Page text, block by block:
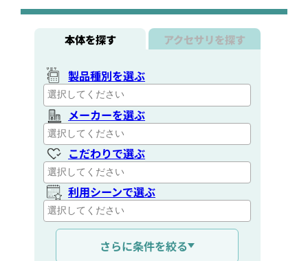
本体を探す アクセサリを探す
製品種別を選ぶ
メーカーを選ぶ
こだわりで選ぶ
利用シーンで選ぶ
通信距離を選ぶ
さらに条件を絞る